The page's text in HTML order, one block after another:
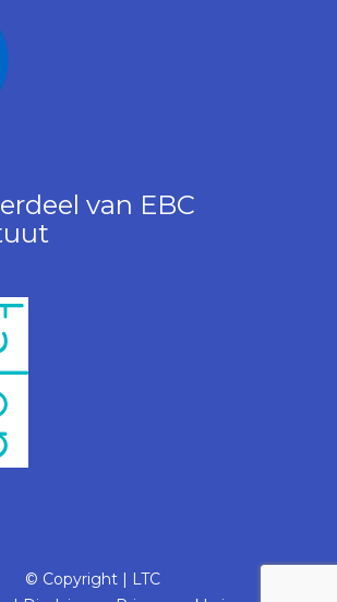
van EBC
© Copyright | LTC